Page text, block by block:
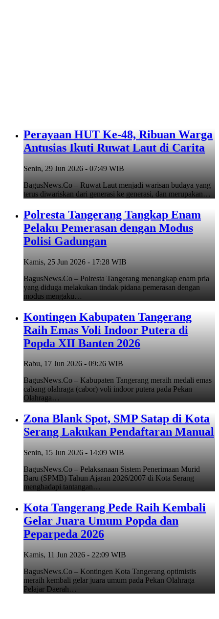
Perayaan HUT Ke-48, Ribuan Warga
Antusias Ikuti Ruwat Laut di Carita
Senin, 29 Jun 2026 - 07:49 WIB
BagusNews.Co – Ruwat Laut menjadi warisan budaya yang
terus diwariskan dari generasi ke generasi, dan merupakan…
Polresta Tangerang Tangkap Enam
Pelaku Pemerasan dengan Modus
Polisi Gadungan
Kamis, 25 Jun 2026 - 17:28 WIB
BagusNews.Co – Polresta Tangerang menangkap enam pria
yang diduga melakukan tindak pidana pemerasan dengan
modus mengaku…
Kontingen Kabupaten Tangerang
Raih Emas Voli Indoor Putera di
Popda XII Banten 2026
Rabu, 17 Jun 2026 - 09:26 WIB
BagusNews.Co – Kabupaten Tangerang meraih medali emas
cabang olahraga (cabor) voli indoor putera pada Pekan
Olahraga…
Zona Blank Spot, SMP Satap di Kota
Serang Lakukan Pendaftaran Manual
Senin, 15 Jun 2026 - 14:09 WIB
BagusNews.Co – Pelaksanaan Sistem Penerimaan Murid
Baru (SPMB) Tahun Ajaran 2026/2007 di Kota Serang
menghadapi tantangan…
Kota Tangerang Pede Raih Kembali
Gelar Juara Umum Popda dan
Peparpeda 2026
Kamis, 11 Jun 2026 - 22:09 WIB
BagusNews.Co – Kontingen Kota Tangerang optimistis
meraih kembali gelar juara umum pada Pekan Olahraga
Pelajar Daerah…